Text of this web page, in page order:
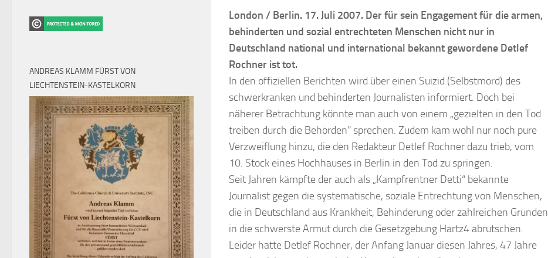
London / Berlin. 17. Juli 2007. Der für sein Engagement für die armen,
behinderten und sozial entrechteten Menschen nicht nur in
Deutschland national und international bekannt gewordene Detlef
Rochner ist tot.
In den offiziellen Berichten wird über einen Suizid (Selbstmord) des
schwerkranken und behinderten Journalisten informiert. Doch bei
näherer Betrachtung könnte man auch von einem „gezielten in den Tod
treiben durch die Behörden“ sprechen. Zudem kam wohl nur noch pure
Verzweiflung hinzu, die den Redakteur Detlef Rochner dazu trieb, vom
10. Stock eines Hochhauses in Berlin in den Tod zu springen.
Seit Jahren kämpfte der auch als „Kampfrentner Detti“ bekannte
Journalist gegen die systematische, soziale Entrechtung von Menschen,
die in Deutschland aus Krankheit, Behinderung oder zahlreichen Gründen
in die schwerste Armut durch die Gesetzgebung Hartz4 abrutschen.
Leider hatte Detlef Rochner, der Anfang Januar diesen Jahres, 47 Jahre
ANDREAS KLAMM FÜRST VON
LIECHTENSTEIN-KASTELKORN